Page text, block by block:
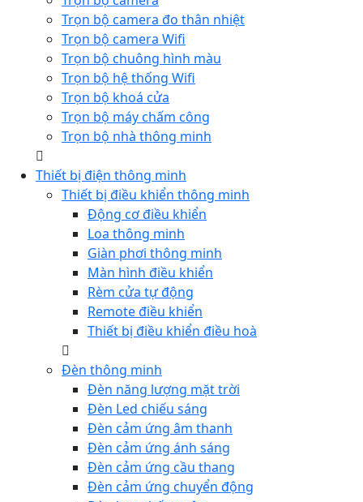
Trọn bộ camera đo thân nhiệt
Trọn bộ camera Wifi
Trọn bộ chuông hình màu
Trọn bộ hệ thống Wifi
Trọn bộ khoá cửa
Trọn bộ máy chấm công
Trọn bộ nhà thông minh
Thiết bị điện thông minh
Thiết bị điều khiển thông minh
Động cơ điều khiển
Loa thông minh
Giàn phơi thông minh
Màn hình điều khiển
Rèm cửa tự động
Remote điều khiển
Thiết bị điều khiển điều hoà
Đèn thông minh
Đèn năng lượng mặt trời
Đèn Led chiếu sáng
Đèn cảm ứng âm thanh
Đèn cảm ứng ánh sáng
Đèn cảm ứng cầu thang
Đèn cảm ứng chuyển động